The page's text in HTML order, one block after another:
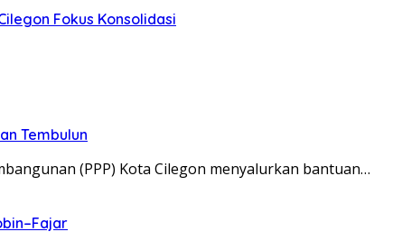
Fokus Konsolidasi
Tembulun
(PPP) Kota Cilegon menyalurkan bantuan…